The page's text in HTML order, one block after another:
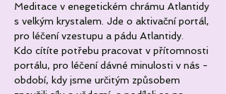
Meditace v enegetickém chrámu Atlantidy
s velkým krystalem. Jde o aktivační portál,
pro léčení vzestupu a pádu Atlantidy.
Kdo cítíte potřebu pracovat v přítomnosti
portálu, pro léčení dávné minulosti v nás -
období, kdy jsme určitým způsobem